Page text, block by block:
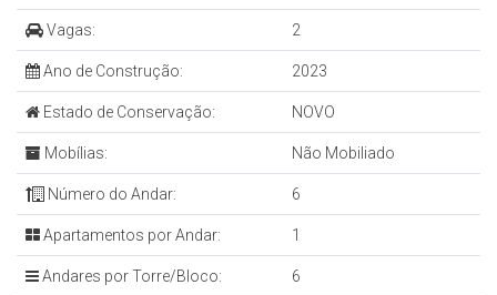
Vagas: 2
Ano de Construção: 2023
Estado de Conservação: NOVO
Mobílias: Não Mobiliado
Número do Andar: 6
Apartamentos por Andar: 1
Andares por Torre/Bloco: 6